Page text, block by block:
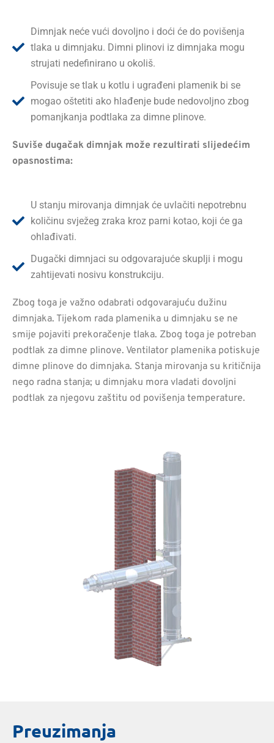
Dimnjak neće vući dovoljno i doći će do povišenja
tlaka u dimnjaku. Dimni plinovi iz dimnjaka mogu
strujati nedefinirano u okoliš.
Povisuje se tlak u kotlu i ugrađeni plamenik bi se
mogao oštetiti ako hlađenje bude nedovoljno zbog
pomanjkanja podtlaka za dimne plinove.
Suviše dugačak dimnjak može rezultirati slijedećim
opasnostima:
U stanju mirovanja dimnjak će uvlačiti nepotrebnu
količinu svježeg zraka kroz parni kotao, koji će ga
ohlađivati.
Dugački dimnjaci su odgovarajuće skuplji i mogu
zahtijevati nosivu konstrukciju.
Zbog toga je važno odabrati odgovarajuću dužinu
dimnjaka. Tijekom rada plamenika u dimnjaku se ne
smije pojaviti prekoračenje tlaka. Zbog toga je potreban
podtlak za dimne plinove. Ventilator plamenika potiskuje
dimne plinove do dimnjaka. Stanja mirovanja su kritičnija
nego radna stanja; u dimnjaku mora vladati dovoljni
podtlak za njegovu zaštitu od povišenja temperature.
Preuzimanja